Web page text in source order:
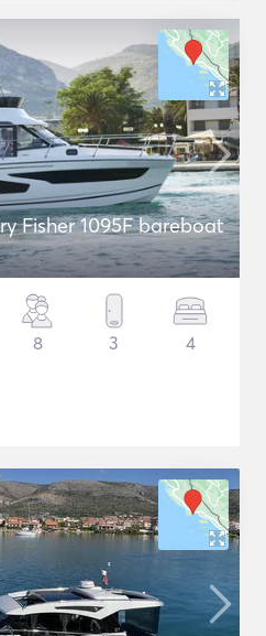
Fisher 1095F bareboat
8 3 4